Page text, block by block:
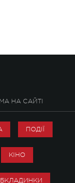
НА САЙТІ
ПОДІЇ
КІНО